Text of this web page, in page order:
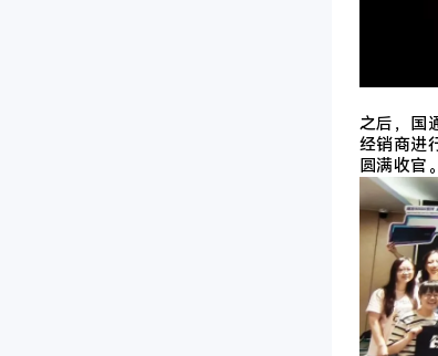
之后， 国
经销商进
圆满收官。